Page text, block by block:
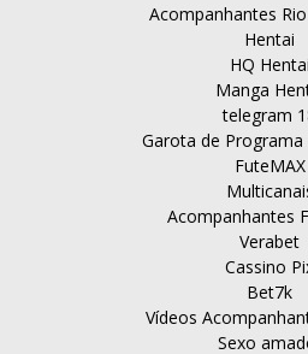
Acompanhantes
Hentai
HQ Hentai
Manga
telegram
Garota de Programa
FuteMAX
Acompanhantes
Verabet
Cassino
Bet7k
Vídeos
Sexo